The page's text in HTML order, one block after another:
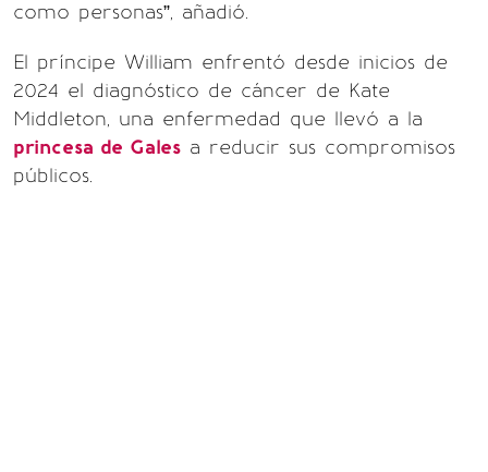
como personas”, añadió.
El príncipe William enfrentó desde inicios de
2024 el diagnóstico de cáncer de Kate
Middleton, una enfermedad que llevó a la
princesa de Gales a reducir sus compromisos
públicos.